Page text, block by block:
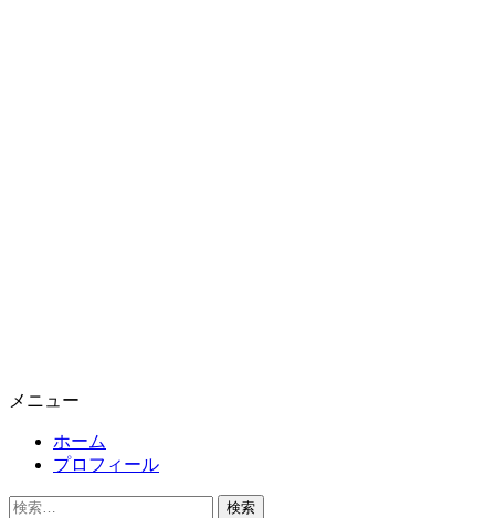
メニュー
ホーム
プロフィール
検